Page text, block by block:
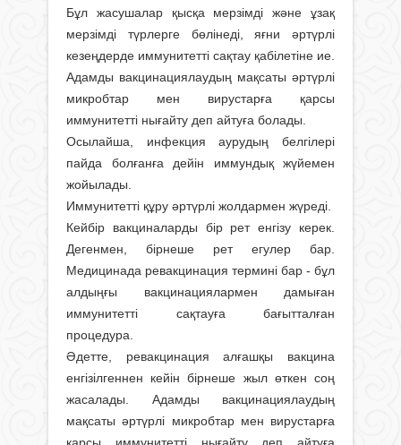
Бұл жасушалар қысқа мерзімді және ұзақ
мерзімді түрлерге бөлінеді, яғни әртүрлі
кезеңдерде иммунитетті сақтау қабілетіне ие.
Адамды вакцинациялаудың мақсаты әртүрлі
микробтар мен вирустарға қарсы
иммунитетті нығайту деп айтуға болады.
Осылайша, инфекция аурудың белгілері
пайда болғанға дейін иммундық жүйемен
жойылады.
Иммунитетті құру әртүрлі жолдармен жүреді.
Кейбір вакциналарды бір рет енгізу керек.
Дегенмен, бірнеше рет егулер бар.
Медицинада ревакцинация термині бар - бұл
алдыңғы вакцинациялармен дамыған
иммунитетті сақтауға бағытталған
процедура.
Әдетте, ревакцинация алғашқы вакцина
енгізілгеннен кейін бірнеше жыл өткен соң
жасалады. Адамды вакцинациялаудың
мақсаты әртүрлі микробтар мен вирустарға